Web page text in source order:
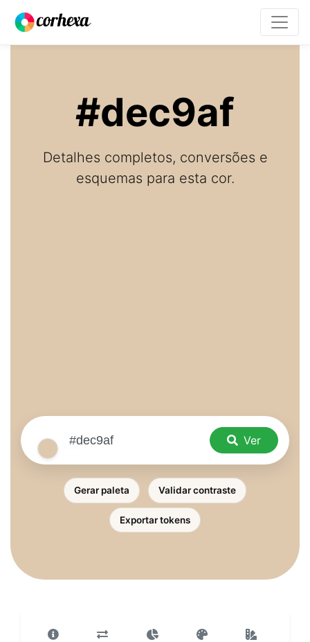
#dec9af
Detalhes completos, conversões e
esquemas para esta cor.
Ver
Gerar paleta Validar contraste
Exportar tokens